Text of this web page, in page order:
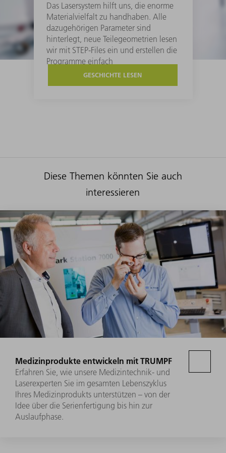
Das Lasersystem hilft uns, die enorme
Materialvielfalt zu handhaben. Alle
dazugehörigen Parameter sind
hinterlegt, neue Teilegeometrien lesen
wir mit STEP-Files ein und erstellen die
Programme einfach
GESCHICHTE LESEN
Diese Themen könnten Sie auch
interessieren
Medizinprodukte entwickeln mit TRUMPF
Erfahren Sie, wie unsere Medizintechnik- und
Laserexperten Sie im gesamten Lebenszyklus
Ihres Medizinprodukts unterstützen – von der
Idee über die Serienfertigung bis hin zur
Auslaufphase.